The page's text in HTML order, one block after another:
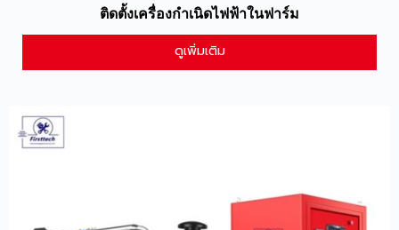
ติดตั้งเครื่องกำเนิดไฟฟ้าในฟาร์ม
ดูเพิ่มเติม